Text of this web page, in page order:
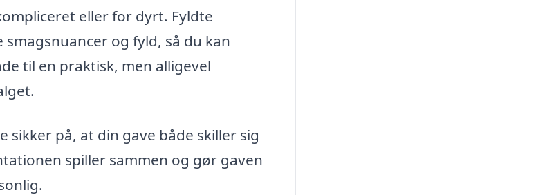
eller for dyrt. Fyldte
og fyld, så du kan
til en praktisk, men alligevel
på, at din gave både skiller sig
spiller sammen og gør gaven